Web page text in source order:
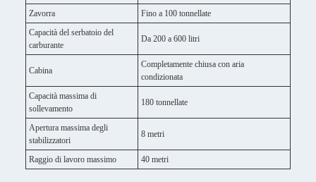
Zavorra
Fino a 100 tonnellate
Capacità del serbatoio del
carburante
Da 200 a 600 litri
Cabina
Completamente chiusa con aria
condizionata
Capacità massima di
sollevamento
180 tonnellate
Apertura massima degli
stabilizzatori
8 metri
Raggio di lavoro massimo 40 metri